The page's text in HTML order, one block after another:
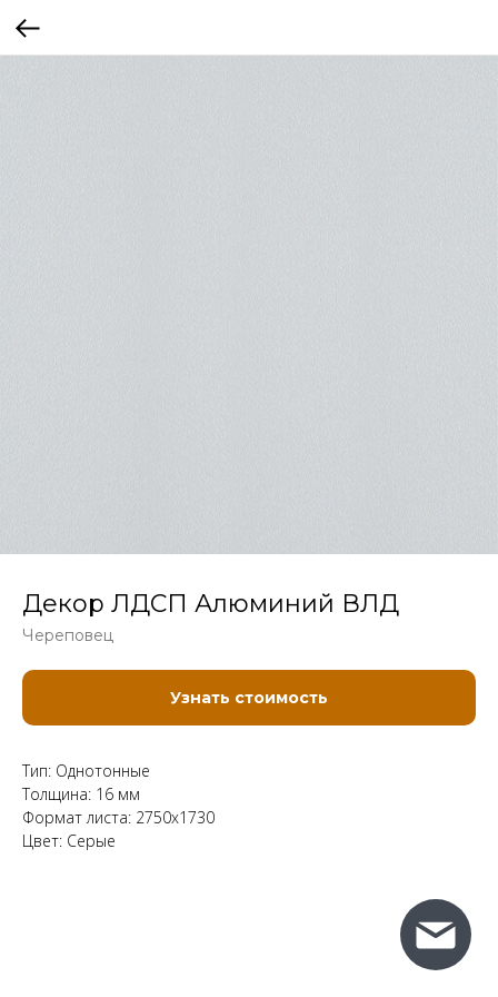
Декор ЛДСП Алюминий ВЛД
Череповец
Узнать стоимость
Тип: Однотонные
Толщина: 16 мм
Формат листа: 2750x1730
Цвет: Серые